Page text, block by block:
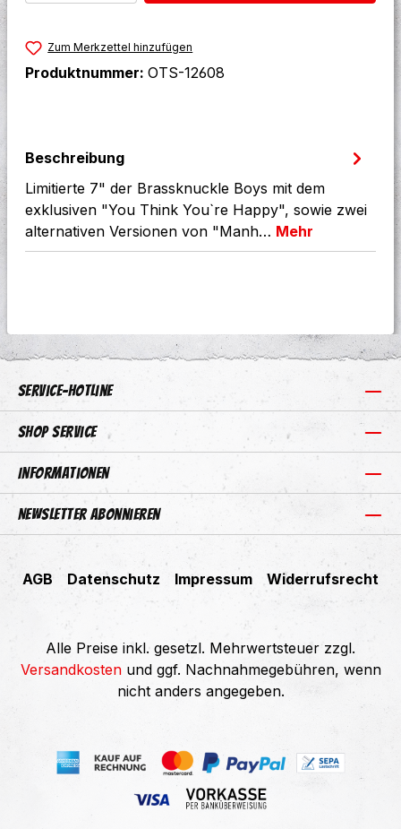
Zum Merkzettel hinzufügen
Produktnummer: OTS-12608
Beschreibung
Limitierte 7" der Brassknuckle Boys mit dem
exklusiven "You Think You`re Happy", sowie zwei
alternativen Versionen von "Manh… Mehr
Service-Hotline
Shop Service
Informationen
Newsletter abonnieren
AGB Datenschutz Impressum Widerrufsrecht
Alle Preise inkl. gesetzl. Mehrwertsteuer zzgl.
Versandkostenund ggf. Nachnahmegebühren, wenn
nicht anders angegeben.